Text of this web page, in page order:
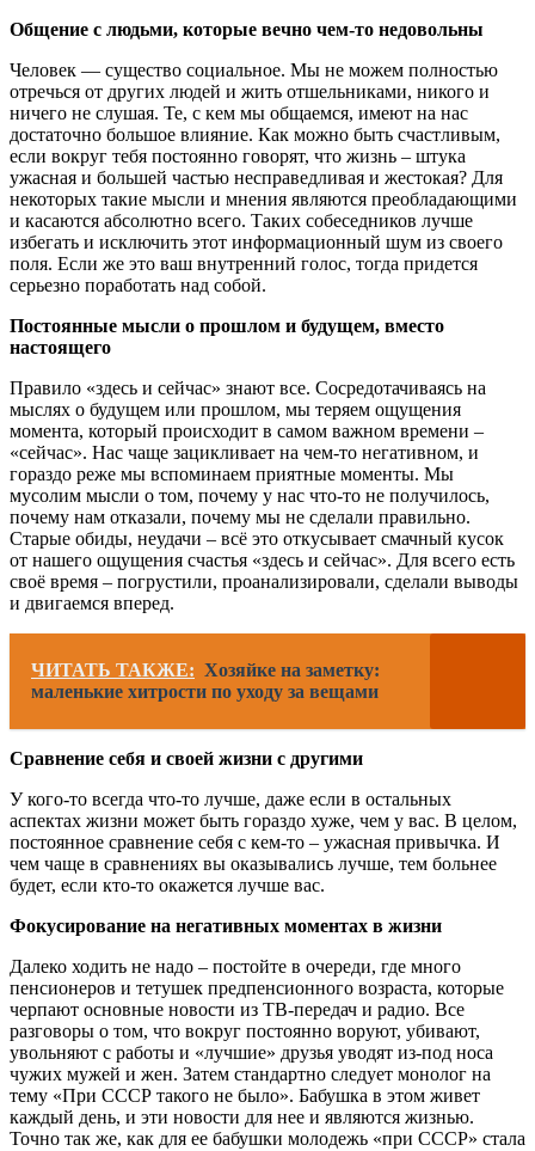
Общение с людьми, которые вечно чем-то недовольны
Человек — существо социальное. Мы не можем полностью
отречься от других людей и жить отшельниками, никого и
ничего не слушая. Те, с кем мы общаемся, имеют на нас
достаточно большое влияние. Как можно быть счастливым,
если вокруг тебя постоянно говорят, что жизнь – штука
ужасная и большей частью несправедливая и жестокая? Для
некоторых такие мысли и мнения являются преобладающими
и касаются абсолютно всего. Таких собеседников лучше
избегать и исключить этот информационный шум из своего
поля. Если же это ваш внутренний голос, тогда придется
серьезно поработать над собой.
Постоянные мысли о прошлом и будущем, вместо
настоящего
Правило «здесь и сейчас» знают все. Сосредотачиваясь на
мыслях о будущем или прошлом, мы теряем ощущения
момента, который происходит в самом важном времени –
«сейчас». Нас чаще зацикливает на чем-то негативном, и
гораздо реже мы вспоминаем приятные моменты. Мы
мусолим мысли о том, почему у нас что-то не получилось,
почему нам отказали, почему мы не сделали правильно.
Старые обиды, неудачи – всё это откусывает смачный кусок
от нашего ощущения счастья «здесь и сейчас». Для всего есть
своё время – погрустили, проанализировали, сделали выводы
и двигаемся вперед.
ЧИТАТЬ ТАКЖЕ: Хозяйке на заметку:
маленькие хитрости по уходу за вещами
Сравнение себя и своей жизни с другими
У кого-то всегда что-то лучше, даже если в остальных
аспектах жизни может быть гораздо хуже, чем у вас. В целом,
постоянное сравнение себя с кем-то – ужасная привычка. И
чем чаще в сравнениях вы оказывались лучше, тем больнее
будет, если кто-то окажется лучше вас.
Фокусирование на негативных моментах в жизни
Далеко ходить не надо – постойте в очереди, где много
пенсионеров и тетушек предпенсионного возраста, которые
черпают основные новости из TВ-передач и радио. Все
разговоры о том, что вокруг постоянно воруют, убивают,
увольняют с работы и «лучшие» друзья уводят из-под носа
чужих мужей и жен. Затем стандартно следует монолог на
тему «При СССР такого не было». Бабушка в этом живет
каждый день, и эти новости для нее и являются жизнью.
Точно так же, как для ее бабушки молодежь «при СССР» стала